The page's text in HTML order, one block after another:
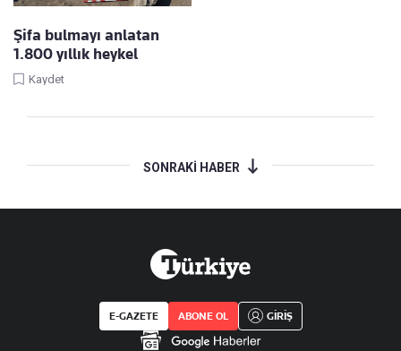
Şifa bulmayı anlatan
1.800 yıllık heykel
Kaydet
SONRAKİ HABER
E-GAZETE ABONE OL GİRİŞ